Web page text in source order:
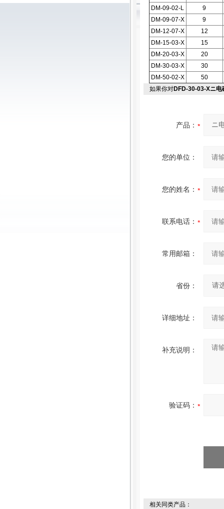
DM-09-02-L
9
DM-09-07-X
9
DM-12-07-X
12
DM-15-03-X
15
DM-20-03-X
20
DM-30-03-X
30
DM-50-02-X
50
如果你对DFD-30-03-Xニ电
产品：
您的单位：
您的姓名：
联系电话：
常用邮箱：
省份：
详细地址：
补充说明：
验证码：
相关同类产品：